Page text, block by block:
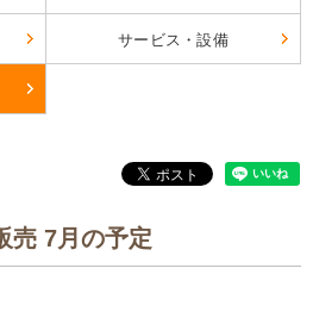
サービス・設備
売 7月の予定